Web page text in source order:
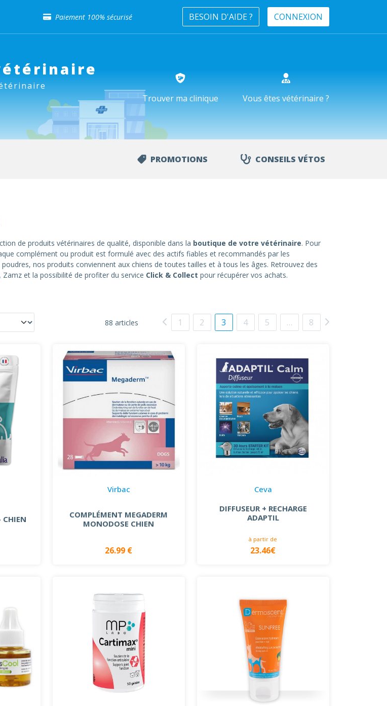
Paiement 100% sécurisé
Paiement 100% sécurisé
Livraison gratuite en clinique vétérinaire
Sélection de croquettes vétérinaire
BESOIN D'AIDE ? CONNEXION
Trouver ma clinique
Vous êtes vétérinaire ?
PROMOTIONS CONSEILS VÉTOS
de produits vétérinaires de qualité, disponible dans la boutique de votre vétérinaire. Pour
complément ou produit est formulé avec des actifs fiables et recommandés par les
nos produits conviennent aux chiens de toutes tailles et à tous les âges. Retrouvez des
, Zamz et la possibilité de profiter du service Click & Collect pour récupérer vos achats.
88 articles 1 2 3 4 5 … 8
CHIEN
Virbac
COMPLÉMENT MEGADERM
MONODOSE CHIEN
26.99 €
Ceva
DIFFUSEUR + RECHARGE
ADAPTIL
à partir de
23.46€